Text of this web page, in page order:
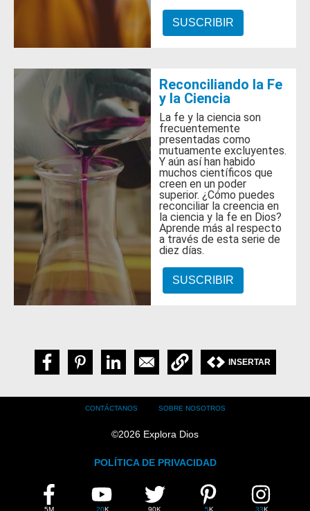
SUSCRIBIR
Reconciliando la Fe
y la Ciencia
La fe y la ciencia son
frecuentemente
presentadas como
mutuamente excluyentes.
Y aún así han habido
muchos científicos que
creen en un poder
superior. ¿Cómo puedes
reconciliar la creencia en
la ciencia y la fe en Dios?
Aprende más al respecto
a través de esta serie de
diez días.
SUSCRIBIR
INSERTAR
Footer
CONTÁCTANOS SOBRE NOSOTROS
©2026 Explora Dios
POLÍTICA DE PRIVACIDAD
EXPLOA
FACEBOOK
5M
YOUTUBE
20K
TWITTER
90K
PINTEREST
5K
INSTAGRAM
33K